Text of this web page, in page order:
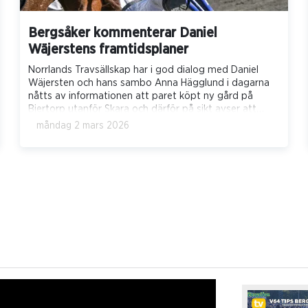
Bergsåker kommenterar Daniel
Wäjerstens framtidsplaner
Norrlands Travsällskap har i god dialog med Daniel
Wäjersten och hans sambo Anna Hägglund i dagarna
nåtts av informationen att paret köpt ny gård på
Bjertorp utanför Skara och därför på sikt avser att
etablera sig där och därmed även byta hemmabana.
måndag 2 mars 2026